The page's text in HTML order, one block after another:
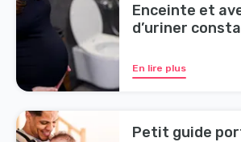
Enceinte et
d’uriner
En lire plus
Petit guide